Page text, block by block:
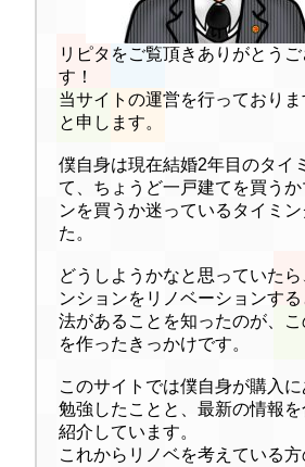
リピタをご覧頂きありがとうご
す！
当サイトの運営を行っており
と申します。
僕自身は現在結婚2年目のタイ
て、ちょうど一戸建てを買うか
ンを買うか迷っているタイミン
た。
どうしようかなと思っていた
ンションをリノベーションす
法があることを知ったのが、こ
を作ったきっかけです。
このサイトでは僕自身が購入に
勉強したことと、最新の情報を
紹介しています。
これからリノベを考えている方